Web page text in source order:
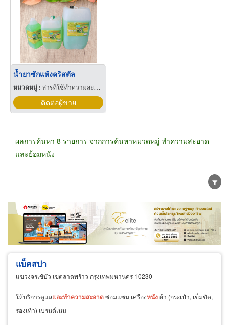
น้ำยาซักแห้งคริสตัล
หมวดหมู่ : สารที่ใช้ทำความสะอาด
ติดต่อผู้ขาย
ผลการค้นหา 8 รายการ จากการค้นหาหมวดหมู่ ทำความสะอาด
และย้อมหนัง
ขายส่ง ขายปลีก ผู้ผลิต
ตัวแทนจัดจำหน่าย
ผู้ส่งออก/นำเข้า
ธุรกิจบริการ
แบ็คสปา
แขวงจรเข้บัว เขตลาดพร้าว กรุงเทพมหานคร 10230
ให้บริการดูแลและทำความสะอาดซ่อมแซม เครื่องหนังผ้า (กระเป๋า, เข็มขัด,
รองเท้า) เบรนด์เนม